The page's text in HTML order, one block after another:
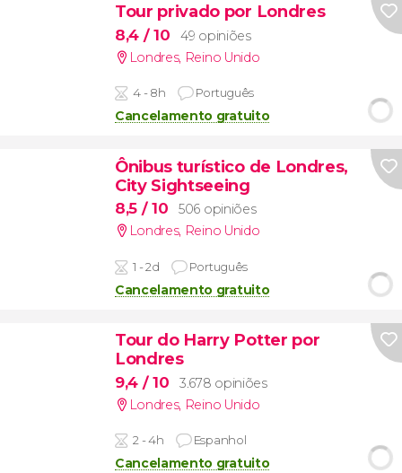
Tour privado por Londres
8,4 / 10
49 opiniões
Londres, Reino Unido
4 - 8h Português
Cancelamento gratuito
Ônibus turístico de Londres,
City Sightseeing
8,5 / 10
506 opiniões
Londres, Reino Unido
1 - 2d Português
Cancelamento gratuito
Tour do Harry Potter por
Londres
9,4 / 10
3.678 opiniões
Londres, Reino Unido
2 - 4h Espanhol
Cancelamento gratuito